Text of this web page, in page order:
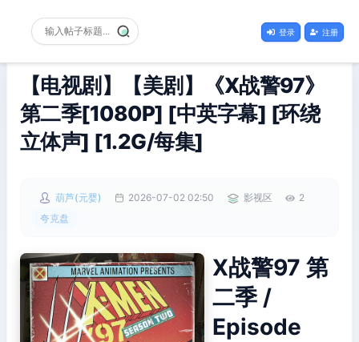
登录 注册
【电视剧】【美剧】《X战警97》
第二季[1080P] [中英字幕] [环绕
立体声] [1.2G/每集]
葫芦(元婴) 2026-07-02 02:50 影视区
2
夸克盘
X战警97 第
二季 /
Episode